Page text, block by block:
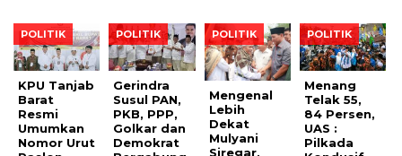
POLITIK
KPU Tanjab
Barat
Resmi
Umumkan
Nomor Urut
POLITIK
Gerindra
Susul PAN,
PKB, PPP,
Golkar dan
Demokrat
POLITIK
Mengenal
Lebih
Dekat
Mulyani
Siregar,
POLITIK
Menang
Telak 55,
84 Persen,
UAS :
Pilkada